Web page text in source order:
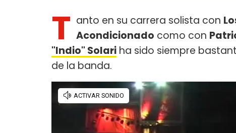
T anto en su carrera solista con
Acondicionado como con
"Indio" Solari ha sido siempre
de la banda.